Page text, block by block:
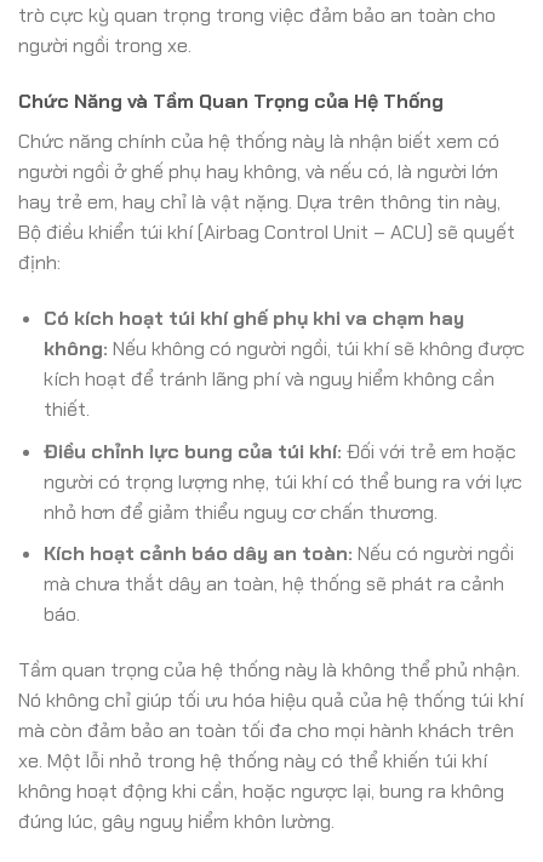
trò cực kỳ quan trọng trong việc đảm bảo an toàn cho
người ngồi trong xe.
Chức Năng và Tầm Quan Trọng của Hệ Thống
Chức năng chính của hệ thống này là nhận biết xem có
người ngồi ở ghế phụ hay không, và nếu có, là người lớn
hay trẻ em, hay chỉ là vật nặng. Dựa trên thông tin này,
Bộ điều khiển túi khí (Airbag Control Unit – ACU) sẽ quyết
định:
Có kích hoạt túi khí ghế phụ khi va chạm hay
không: Nếu không có người ngồi, túi khí sẽ không được
kích hoạt để tránh lãng phí và nguy hiểm không cần
thiết.
Điều chỉnh lực bung của túi khí: Đối với trẻ em hoặc
người có trọng lượng nhẹ, túi khí có thể bung ra với lực
nhỏ hơn để giảm thiểu nguy cơ chấn thương.
Kích hoạt cảnh báo dây an toàn: Nếu có người ngồi
mà chưa thắt dây an toàn, hệ thống sẽ phát ra cảnh
báo.
Tầm quan trọng của hệ thống này là không thể phủ nhận.
Nó không chỉ giúp tối ưu hóa hiệu quả của hệ thống túi khí
mà còn đảm bảo an toàn tối đa cho mọi hành khách trên
xe. Một lỗi nhỏ trong hệ thống này có thể khiến túi khí
không hoạt động khi cần, hoặc ngược lại, bung ra không
đúng lúc, gây nguy hiểm khôn lường.